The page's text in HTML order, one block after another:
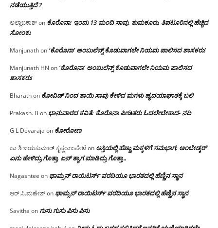
ನಡೆಯುತ್ತಿದೆ ?
ಅಲ್ಲಾಬಕಾಶ್on ಕೊರೊನಾ: ಇಂದು 13 ಮಂದಿ ಸಾವು, ತುಮಕೂರು, ತಿಪಟೂರಿನಲ್ಲಿ ಹೆಚ್ಚಿದ
ಸೋಂಕು
Manjunathon ‘ಕೊರೊನಾ’ ಅಂಬುಲೆನ್ಸ್ ಕೊಡುವಾಗಲೇ ನಿಯಮ ಪಾಲಿಸದ ಶಾಸಕರು!
Manjunath HN on ‘ಕೊರೊನಾ’ ಅಂಬುಲೆನ್ಸ್ ಕೊಡುವಾಗಲೇ ನಿಯಮ ಪಾಲಿಸದ
ಶಾಸಕರು!
Bharathon ಕೋವಿಡ್ ನಿಂದ ತಾಯಿ ಸಾವು ಕೇಳಿದ ಮಗಳು ಹೃದಯಾಘಾತಕ್ಕೆ ಬಲಿ
Prakash. B on ಭಾನುವಾರದ ಕವಿತೆ: ಕೊರೊನಾ ಪೀಡಿತರು ಓದಲೇಬೇಕಾದ- ನದಿ
G L Devaraja on ಕೋರೋಣ
ಚಾ ಶಿ ಜಯಕುಮಾರ್ ಕೃಷ್ಣರಾಜಪೇಟೆon ಆಸ್ತಿಯಲ್ಲಿ ಹೆಣ್ಣು ಮಕ್ಕಳಿಗೆ ಸಮಭಾಗ; ಅಂಬೇಡ್ಕರ್
ಏನು ಹೇಳಿದ್ರು ಗೊತ್ತಾ, ಏನ್ ತ್ಯಾಗ ಮಾಡಿದ್ರು ಗೊತ್ತಾ…
Nagashtee on ಥಾಮ್ಸನ್ ರಾಯಿಟರ್ಸ್ ವರದಿಯೂ ಭಾರತದಲ್ಲಿ ಹೆಣ್ಣಿನ ಸ್ಥಾನ‌
ಆರ್.ಸಿ.ಮಹೇಶ್on ಥಾಮ್ಸನ್ ರಾಯಿಟರ್ಸ್ ವರದಿಯೂ ಭಾರತದಲ್ಲಿ ಹೆಣ್ಣಿನ ಸ್ಥಾನ‌
Savitha onಗುಸು ಗುಸು ಪಿಸು ಪಿಸು